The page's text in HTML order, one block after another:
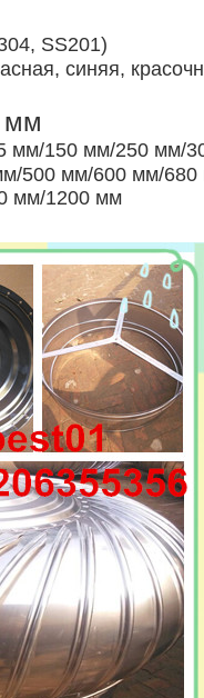
SS201)
синяя,
мм
мм/150 мм/250 мм/
500 мм/600 мм/
мм/1200 мм